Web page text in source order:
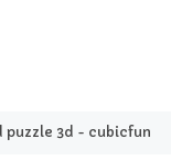
puzzle 3d - cubicfun